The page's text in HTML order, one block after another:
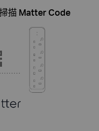
描 Matter Code